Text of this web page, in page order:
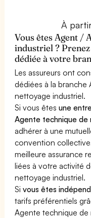
À
Vous êtes Agent /
industriel ?
dédiée à votre
Les assureurs ont
dédiées à la
nettoyage industriel.
Si vous êtesune
Agente technique
adhérer à une
convention
meilleure assurance
liées à votre activité
nettoyage industriel.
Sivous êtes
tarifs préférentiels
Agente technique de